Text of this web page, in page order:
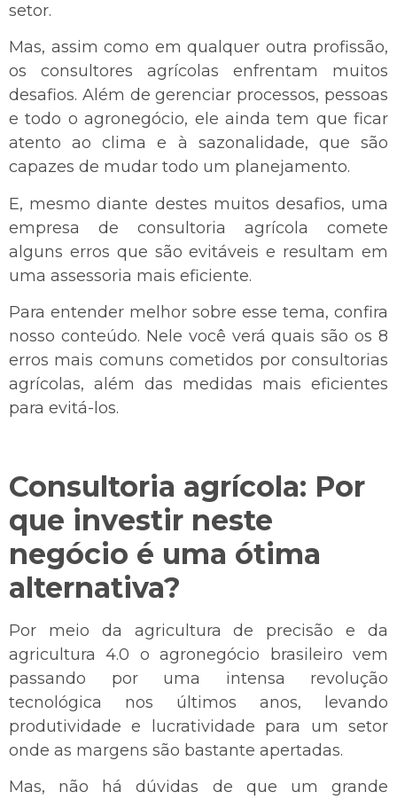
setor.
Mas, assim como em qualquer outra profissão,
os consultores agrícolas enfrentam muitos
desafios. Além de gerenciar processos, pessoas
e todo o agronegócio, ele ainda tem que ficar
atento ao clima e à sazonalidade, que são
capazes de mudar todo um planejamento.
E, mesmo diante destes muitos desafios, uma
empresa de consultoria agrícola comete
alguns erros que são evitáveis e resultam em
uma assessoria mais eficiente.
Para entender melhor sobre esse tema, confira
nosso conteúdo. Nele você verá quais são os 8
erros mais comuns cometidos por consultorias
agrícolas, além das medidas mais eficientes
para evitá-los.
Consultoria agrícola: Por
que investir neste
negócio é uma ótima
alternativa?
Por meio da agricultura de precisão e da
agricultura 4.0 o agronegócio brasileiro vem
passando por uma intensa revolução
tecnológica nos últimos anos, levando
produtividade e lucratividade para um setor
onde as margens são bastante apertadas.
Mas, não há dúvidas de que um grande